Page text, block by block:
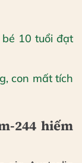
bé 10 tuổi đạt
con mất tích
244 hiếm